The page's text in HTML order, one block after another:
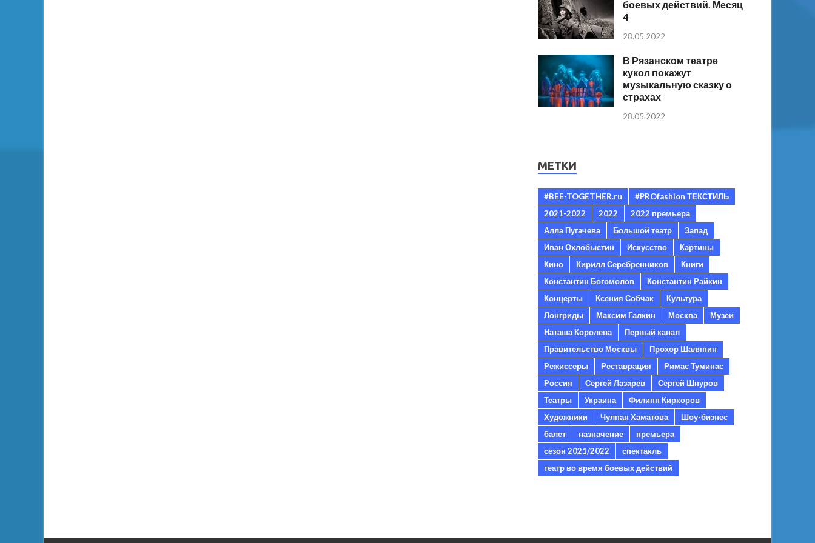
боевых действий. Месяц
4
28.05.2022
В Рязанском театре
кукол покажут
музыкальную сказку о
страхах
28.05.2022
МЕТКИ
#BEE-TOGETHER.ru
#PROfashion ТЕКСТИЛЬ
2021-2022
2022
2022 премьера
Алла Пугачева
Большой театр
Запад
Иван Охлобыстин
Искусство
Картины
Кино
Кирилл Серебренников
Книги
Константин Богомолов
Константин Райкин
Концерты
Ксения Собчак
Культура
Лонгриды
Максим Галкин Москва
Музеи
Наташа Королева
Первый канал
Правительство Москвы
Прохор Шаляпин
Режиссеры
Реставрация
Римас Туминас
Россия
Сергей Лазарев
Сергей Шнуров
Театры
Украина
Филипп Киркоров
Художники
Чулпан Хаматова
Шоу-бизнес
балет
назначение
премьера
сезон 2021/2022
спектакль
театр во время боевых действий